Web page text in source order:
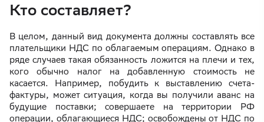
Кто составляет?
В целом, данный вид документа должны составлять все
плательщики НДС по облагаемым операциям. Однако в
ряде случаев такая обязанность ложится на плечи и тех,
кого обычно налог на добавленную стоимость не
касается. Например, побудить к выставлению счета-
фактуры, может ситуация, когда вы получили аванс на
будущие поставки; совершаете на территории РФ
операции, облагающиеся НДС; освобождены от НДС по